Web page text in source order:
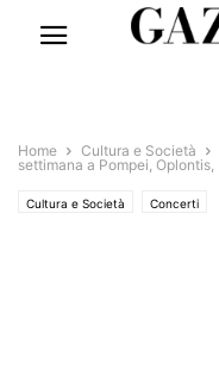
Home Cultura e Società
settimana a Pompei,
Cultura e Società Concerti